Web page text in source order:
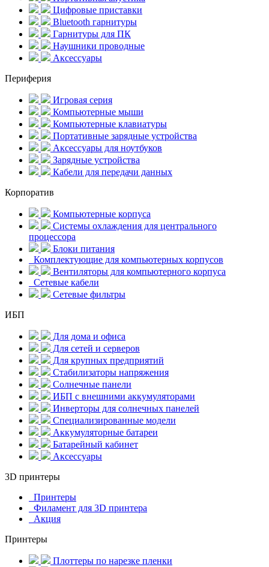
Цифровые приставки
Bluetooth гарнитуры
Гарнитуры для ПК
Наушники проводные
Аксессуары
Периферия
Игровая серия
Компьютерные мыши
Компьютерные клавиатуры
Портативные зарядные устройства
Аксессуары для ноутбуков
Зарядные устройства
Кабели для передачи данных
Корпоратив
Компьютерные корпуса
Системы охлаждения для центрального
процессора
Блоки питания
Комплектующие для компьютерных корпусов
Вентиляторы для компьютерного корпуса
Сетевые кабели
Сетевые фильтры
ИБП
Для дома и офиса
Для сетей и серверов
Для крупных предприятий
Стабилизаторы напряжения
Солнечные панели
ИБП с внешними аккумуляторами
Инверторы для солнечных панелей
Специализированные модели
Аккумуляторные батареи
Батарейный кабинет
Аксессуары
3D принтеры
Принтеры
Филамент для 3D принтера
Акция
Принтеры
Плоттеры по нарезке пленки